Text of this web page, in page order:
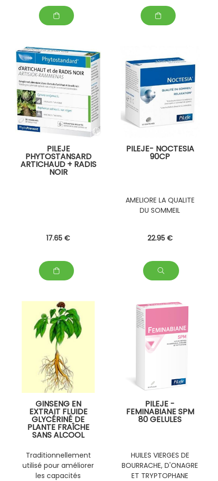
cutanées
PILEJE
PHYTOSTANSARD
ARTICHAUD + RADIS
NOIR
17.65 €
PILEJE- NOCTESIA
90CP
AMELIORE LA QUALITE
DU SOMMEIL
22.95 €
GINSENG EN
EXTRAIT FLUIDE
GLYCÉRINÉ DE
PLANTE FRAÎCHE
SANS ALCOOL
AVEC D' AUTRES
PLANTES FRAÎCHES
(EPS)
Traditionnellement
utilisé pour améliorer
les capacités
PILEJE -
FEMINABIANE SPM
80 GELULES
HUILES VIERGES DE
BOURRACHE, D'ONAGRE
ET TRYPTOPHANE